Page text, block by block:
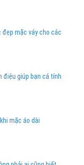
đẹp mặc váy cho các
điệu giúp bạn cá tính
mặc áo dài